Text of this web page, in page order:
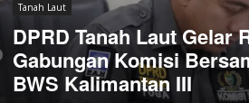
Tanah Laut
DPRD Tanah Laut Gelar
Gabungan Komisi
BWS Kalimantan III